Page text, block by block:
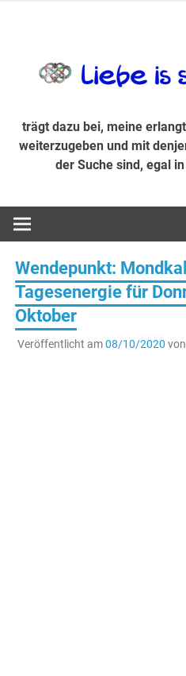
Suche sind, egal
trägt dazu bei, meine
weiterzugeben und mit
der Suche sind, egal
Wendepunkt:
Tagesenergie für
Oktober
Veröffentlicht am08/10/2020 von